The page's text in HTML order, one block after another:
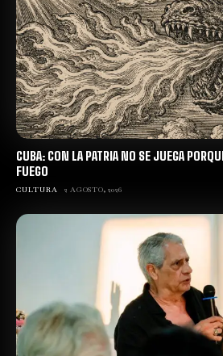
CUBA: CON LA PATRIA NO SE JUEGA
FUEGO
CULTURA 2 AGOSTO, 2026